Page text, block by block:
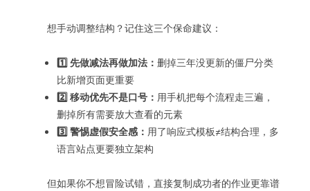
想手动调整结构？记住这三个保命建议：
1️⃣ 先做减法再做加法： 删掉三年没更新的僵尸分类
比新增页面更重要
2️⃣ 移动优先不是口号： 用手机把每个流程走三遍，
删掉所有需要放大查看的元素
3️⃣ 警惕虚假安全感： 用了响应式模板≠结构合理，多
语言站点更要独立架构
但如果你不想冒险试错，直接复制成功者的作业更靠谱